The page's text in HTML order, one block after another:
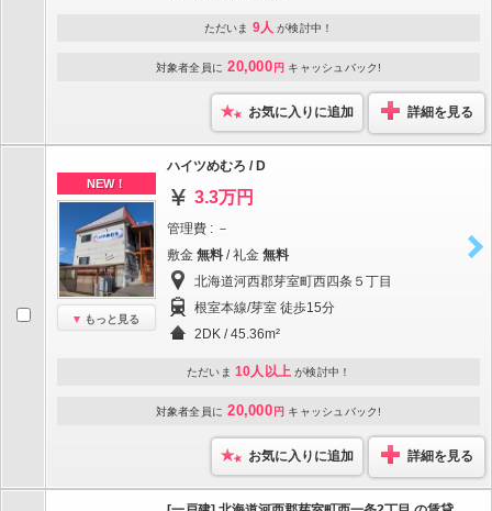
ただいま 9人 が検討中！
対象者全員に 20,000 円 キャッシュバック!
お気に入りに追加 詳細を見る
NEW！
もっと見る
ハイツめむろ / D
3.3万円
管理費 : －
敷金 無料 / 礼金 無料
北海道河西郡芽室町西四条５丁目
根室本線/芽室 徒歩15分
2DK / 45.36m²
ただいま 10人以上 が検討中！
対象者全員に 20,000 円 キャッシュバック!
お気に入りに追加 詳細を見る